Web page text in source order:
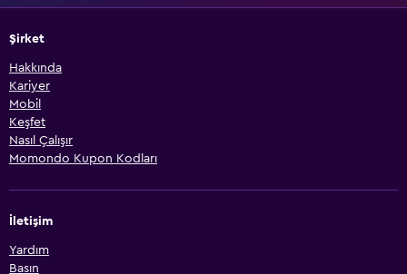
Şirket
Hakkında
Kariyer
Mobil
Keşfet
Nasıl Çalışır
Momondo Kupon Kodları
İletişim
Yardım
Basın